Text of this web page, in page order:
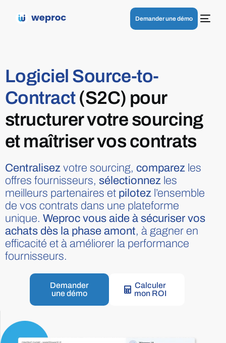
Demander une démo
Logiciel Source-to-
Contract (S2C) pour
structurer votre sourcing
et maîtriser vos contrats
Centralisez votre sourcing, comparez les
offres fournisseurs, sélectionnez les
meilleurs partenaires et pilotez l’ensemble
de vos contrats dans une plateforme
unique. Weproc vous aide à sécuriser vos
achats dès la phase amont, à gagner en
efficacité et à améliorer la performance
fournisseurs.
Demander
une démo
Calculer
mon ROI